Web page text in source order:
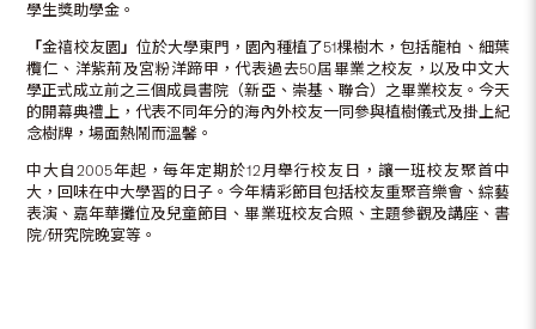
學生獎助學金。
「金禧校友園」 位於大學東門，園內種植了51棵樹木，包括龍柏、細葉
欖仁、洋紫荊及宮粉洋蹄甲，代表過去50屆畢業之校友，以及中文大
學正式成立前之三個成員書院（新亞、崇基、聯合）之畢業校友。今天
的開幕典禮上，代表不同年分的海內外校友一同參與植樹儀式及掛上紀
念樹牌，場面熱鬧而溫馨。
中大自2005年起，每年定期於12月舉行校友日，讓一班校友聚首中
大，回味在中大學習的日子。今年精彩節目包括校友重聚音樂會、綜藝
表演、嘉年華攤位及兒童節目、畢業班校友合照、主題參觀及講座、書
院/研究院晚宴等。